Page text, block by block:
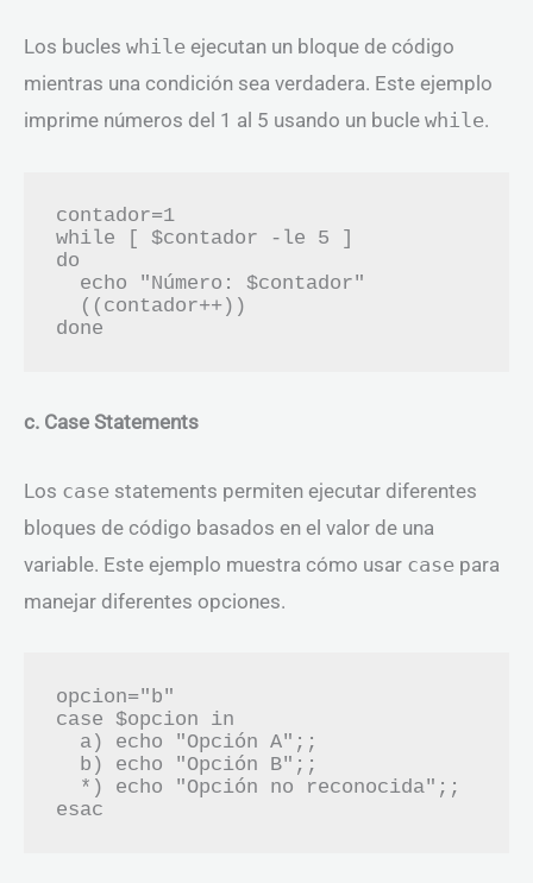
Los bucles while ejecutan un bloque de código
mientras una condición sea verdadera. Este ejemplo
imprime números del 1 al 5 usando un bucle while.
contador=1
while [ $contador -le 5 ]
do
c. Case Statements
Los case statements permiten ejecutar diferentes
bloques de código basados en el valor de una
variable. Este ejemplo muestra cómo usar case para
manejar diferentes opciones.
opcion="b"
case $opcion in